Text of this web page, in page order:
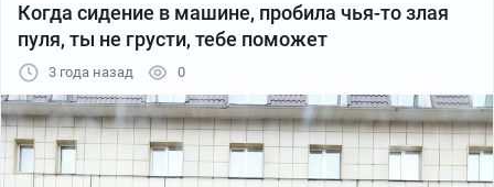
Квич, спасённая советскими солдатами, пленные
немцы в Кенигсберге.
©Zотов
https://vk.com/wall736437447_169429
8 августа 1929 года в Мюнхене родилась Гудрун
Бурвиц единственная законнорожденная дочь
рейхсфюрера СС Генриха Гиммлера.
Когда сидение в машине, пробила чья-то злая
пуля, ты не грусти, тебе поможет
3 года назад 0